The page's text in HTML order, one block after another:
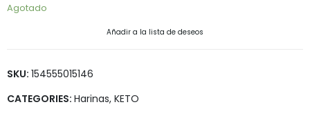
Agotado
Añadir a la lista de deseos
SKU: 154555015146
CATEGORIES: Harinas, KETO